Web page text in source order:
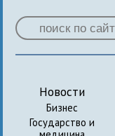
Новости
Бизнес
Государство и